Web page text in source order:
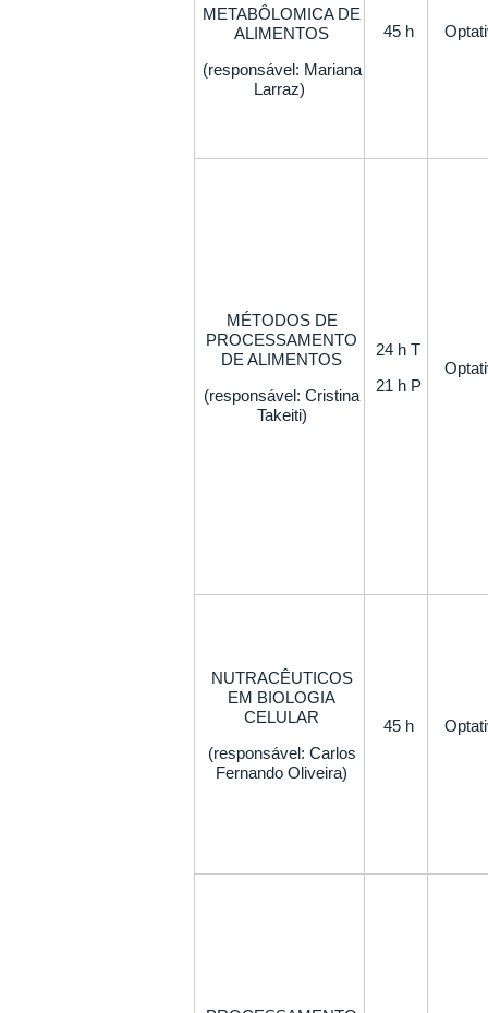
METABÔLOMICA DE
ALIMENTOS
(responsável: Mariana
Larraz)
45 h
MÉTODOS DE
PROCESSAMENTO
DE ALIMENTOS
(responsável: Cristina
Takeiti)
24 h T
21 h P
NUTRACÊUTICOS
EM BIOLOGIA
CELULAR
(responsável: Carlos
Fernando Oliveira)
45 h